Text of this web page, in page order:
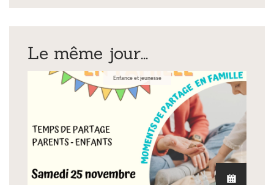
Le même jour...
Enfance et jeunesse